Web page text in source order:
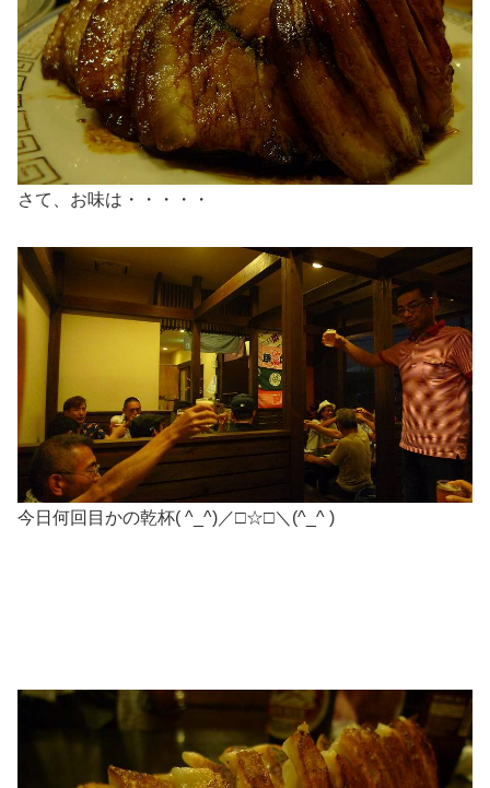
さて、お味は・・・・・
今日何回目かの乾杯( ^_^)／□☆□＼(^_^ )